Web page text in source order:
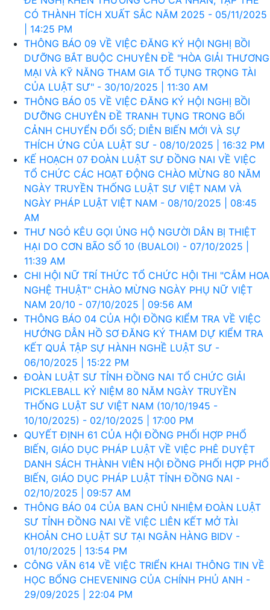
CÓ THÀNH TÍCH XUẤT SẮC NĂM 2025 - 05/11/2025
| 14:25 PM
THÔNG BÁO 09 VỀ VIỆC ĐĂNG KÝ HỘI NGHỊ BỒI
DƯỠNG BẮT BUỘC CHUYÊN ĐỀ "HÒA GIẢI THƯƠNG
MẠI VÀ KỸ NĂNG THAM GIA TỐ TỤNG TRỌNG TÀI
CỦA LUẬT SƯ" - 30/10/2025 | 11:30 AM
THÔNG BÁO 05 VỀ VIỆC ĐĂNG KÝ HỘI NGHỊ BỒI
DƯỠNG CHUYÊN ĐỀ TRANH TỤNG TRONG BỐI
CẢNH CHUYỂN ĐỔI SỐ; DIỄN BIẾN MỚI VÀ SỰ
THÍCH ỨNG CỦA LUẬT SƯ - 08/10/2025 | 16:32 PM
KẾ HOẠCH 07 ĐOÀN LUẬT SƯ ĐỒNG NAI VỀ VIỆC
TỔ CHỨC CÁC HOẠT ĐỘNG CHÀO MỪNG 80 NĂM
NGÀY TRUYỀN THỐNG LUẬT SƯ VIỆT NAM VÀ
NGÀY PHÁP LUẬT VIỆT NAM - 08/10/2025 | 08:45
AM
THƯ NGỎ KÊU GỌI ỦNG HỘ NGƯỜI DÂN BỊ THIỆT
HẠI DO CƠN BÃO SỐ 10 (BUALOI) - 07/10/2025 |
11:39 AM
CHI HỘI NỮ TRÍ THỨC TỔ CHỨC HỘI THI "CẮM HOA
NGHỆ THUẬT" CHÀO MỪNG NGÀY PHỤ NỮ VIỆT
NAM 20/10 - 07/10/2025 | 09:56 AM
THÔNG BÁO 04 CỦA HỘI ĐỒNG KIỂM TRA VỀ VIỆC
HƯỚNG DẪN HỒ SƠ ĐĂNG KÝ THAM DỰ KIỂM TRA
KẾT QUẢ TẬP SỰ HÀNH NGHỀ LUẬT SƯ -
06/10/2025 | 15:22 PM
ĐOÀN LUẬT SƯ TỈNH ĐỒNG NAI TỔ CHỨC GIẢI
PICKLEBALL KỶ NIỆM 80 NĂM NGÀY TRUYỀN
THỐNG LUẬT SƯ VIỆT NAM (10/10/1945 -
10/10/2025) - 02/10/2025 | 17:00 PM
QUYẾT ĐỊNH 61 CỦA HỘI ĐỒNG PHỐI HỢP PHỔ
BIẾN, GIÁO DỤC PHÁP LUẬT VỀ VIỆC PHÊ DUYỆT
DANH SÁCH THÀNH VIÊN HỘI ĐỒNG PHỐI HỢP PHỔ
BIẾN, GIÁO DỤC PHÁP LUẬT TỈNH ĐỒNG NAI -
02/10/2025 | 09:57 AM
THÔNG BÁO 04 CỦA BAN CHỦ NHIỆM ĐOÀN LUẬT
SƯ TỈNH ĐỒNG NAI VỀ VIỆC LIÊN KẾT MỞ TÀI
KHOẢN CHO LUẬT SƯ TẠI NGÂN HÀNG BIDV -
01/10/2025 | 13:54 PM
CÔNG VĂN 614 VỀ VIỆC TRIỂN KHAI THÔNG TIN VỀ
HỌC BỔNG CHEVENING CỦA CHÍNH PHỦ ANH -
29/09/2025 | 22:04 PM